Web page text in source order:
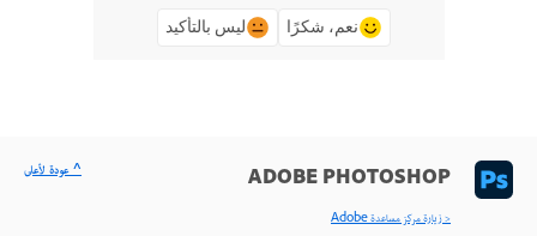
نعم، شكرًا ليس بالتأكيد
ADOBE PHOTOSHOP
< زيارة مركز مساعدة Adobe
^ عودة لأعلى